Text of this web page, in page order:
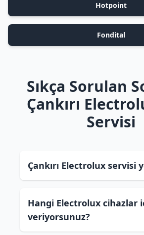
Hotpoint
Fondital
Sıkça Sorulan
Çankırı
Servisi
Çankırı Electrolux servisi
Hangi Electrolux cihazlar
veriyorsunuz?